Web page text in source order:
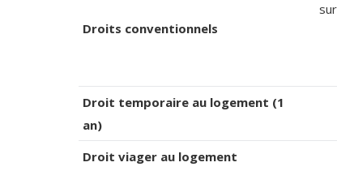
Droits conventionnels
Droit temporaire au logement (1
an)
Droit viager au logement